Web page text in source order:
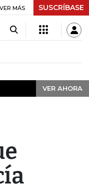
$ 416,91 +$ 0,05 +0,01%
VER MÁS SUSCRÍBASE
VER AHORA
VER AHORA